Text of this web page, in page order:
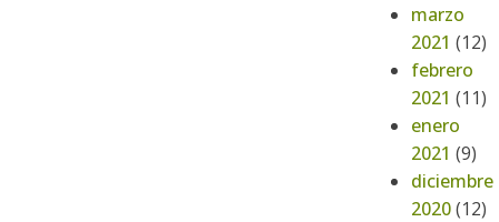
marzo
2021 (12)
febrero
2021 (11)
enero
2021 (9)
diciembre
2020(12)